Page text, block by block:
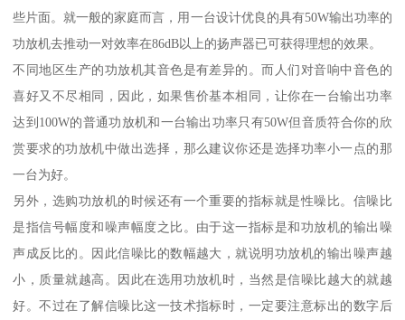
些片面。就一般的家庭而言，用一台设计优良的具有50W输出功率的
功放机去推动一对效率在86dB以上的扬声器已可获得理想的效果。
不同地区生产的功放机其音色是有差异的。而人们对音响中音色的
喜好又不尽相同，因此，如果售价基本相同，让你在一台输出功率
达到100W的普通功放机和一台输出功率只有50W但音质符合你的欣
赏要求的功放机中做出选择，那么建议你还是选择功率小一点的那
一台为好。
另外，选购功放机的时候还有一个重要的指标就是性噪比。信噪比
是指信号幅度和噪声幅度之比。由于这一指标是和功放机的输出噪
声成反比的。因此信噪比的数幅越大，就说明功放机的输出噪声越
小，质量就越高。因此在选用功放机时，当然是信噪比越大的就越
好。不过在了解信噪比这一技术指标时，一定要注意标出的数字后